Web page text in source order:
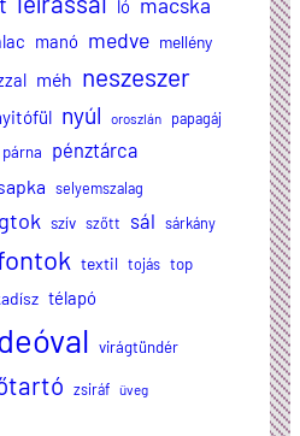
ló
manó medve mellény
méh neszeszer
nyúl oroszlán
papagáj
párna pénztárca
selyemszalag
szív szőtt sál sárkány
textil tojás top
télapó
virágtündér
zsiráf üveg